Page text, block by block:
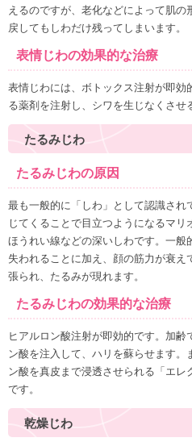
えるのですが、老化などによって肌
戻してもしわだけ残ってしまいます。
表情じわの効果的な治療
表情じわには、ボトックス注射が即効
る薬剤を注射し、シワを生じなくさせ
たるみじわ
たるみじわの原因
最も一般的に「しわ」として認識され
じてくることで目立つようになるマ
ほうれい線などの深いしわです。一般
失われることに加え、顔の筋力が衰え
張られ、たるみが現れます。
たるみじわの効果的な治療
ヒアルロン酸注射が即効的です。加齢
ン酸を注入して、ハリを蘇らせます。
ン酸を真皮まで浸透させられる「エ
です。
乾燥じわ